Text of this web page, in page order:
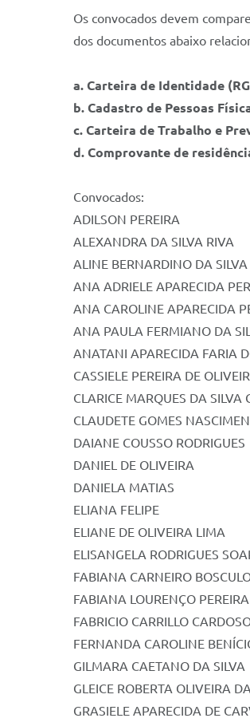
Os convocados devem
dos documentos abaixo
a. Carteira de Identidade
b. Cadastro de Pessoas
c. Carteira de Trabalho e
d. Comprovante de
Convocados:
ADILSON PEREIRA
ALEXANDRA DA SILVA RIVA
ALINE BERNARDINO DA SILVA
ANA ADRIELE APARECIDA
ANA CAROLINE APARECIDA
ANA PAULA FERMIANO DA
ANATANI APARECIDA FARIA
CASSIELE PEREIRA DE
CLARICE MARQUES DA SILVA
CLAUDETE GOMES
DAIANE COUSSO RODRIGUES
DANIEL DE OLIVEIRA
DANIELA MATIAS
ELIANA FELIPE
ELIANE DE OLIVEIRA LIMA
ELISANGELA RODRIGUES
FABIANA CARNEIRO
FABIANA LOURENÇO
FABRICIO CARRILLO
FERNANDA CAROLINE
GILMARA CAETANO DA SILVA
GLEICE ROBERTA OLIVEIRA
GRASIELE APARECIDA DE